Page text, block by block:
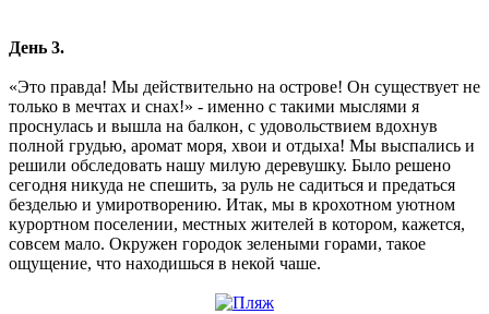
День 3.
«Это правда! Мы действительно на острове! Он существует не
только в мечтах и снах!» - именно с такими мыслями я
проснулась и вышла на балкон, с удовольствием вдохнув
полной грудью, аромат моря, хвои и отдыха! Мы выспались и
решили обследовать нашу милую деревушку. Было решено
сегодня никуда не спешить, за руль не садиться и предаться
безделью и умиротворению. Итак, мы в крохотном уютном
курортном поселении, местных жителей в котором, кажется,
совсем мало. Окружен городок зелеными горами, такое
ощущение, что находишься в некой чаше.